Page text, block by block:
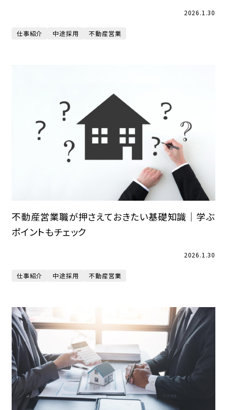
2026.1.30
仕事紹介 中途採用 不動産営業
不動産営業職が押さえておきたい基礎知識｜学ぶ
ポイントもチェック
2026.1.30
仕事紹介 中途採用 不動産営業